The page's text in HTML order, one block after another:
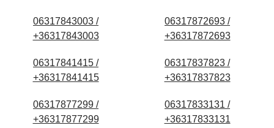
06317843003 /
+36317843003
06317872693 /
+36317872693
06317841415 /
+36317841415
06317837823 /
+36317837823
06317877299 /
+36317877299
06317833131 /
+36317833131